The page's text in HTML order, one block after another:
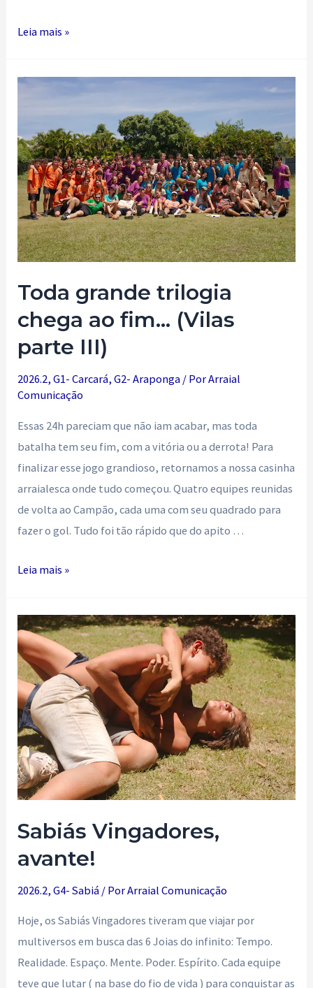
Festa
Leia mais »
Toda grande trilogia
chega ao fim… (Vilas
parte III)
2026.2,G1- Carcará,G2- Araponga / PorArraial
Comunicação
Essas 24h pareciam que não iam acabar, mas toda
batalha tem seu fim, com a vitória ou a derrota! Para
finalizar esse jogo grandioso, retornamos a nossa casinha
arraialesca onde tudo começou. Quatro equipes reunidas
de volta ao Campão, cada uma com seu quadrado para
fazer o gol. Tudo foi tão rápido que do apito …
Toda
chega
ao
fim…
(Vilas
parte
III)
Leia mais »
Sabiás Vingadores,
avante!
2026.2,G4- Sabiá / PorArraial Comunicação
Hoje, os Sabiás Vingadores tiveram que viajar por
multiversos em busca das 6 Joias do infinito: Tempo.
Realidade. Espaço. Mente. Poder. Espírito. Cada equipe
teve que lutar ( na base do fio de vida ) para conquistar as